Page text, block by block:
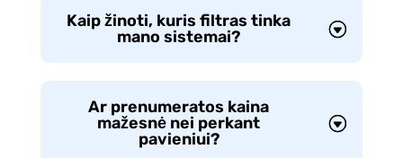
Kaip žinoti, kuris filtras tinka
mano sistemai?
Ar prenumeratos kaina
mažesnė nei perkant
pavieniui?